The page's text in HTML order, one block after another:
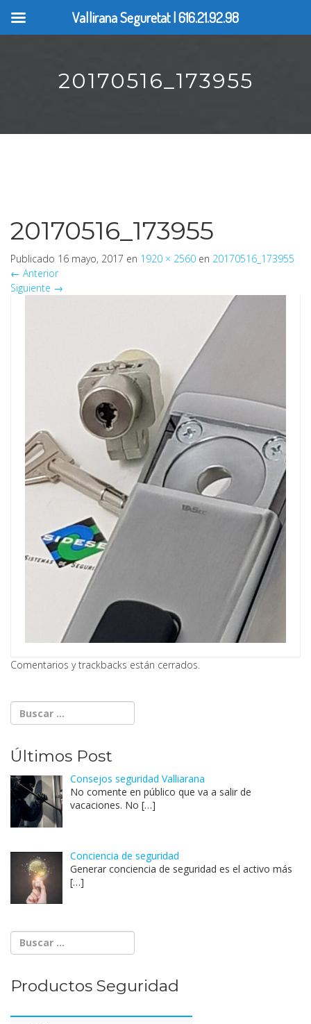
20170516_173955
20170516_173955
Publicado 16 mayo, 2017 en 1920 × 2560 en 20170516_173955
← Anterior
Siguiente →
Comentarios y trackbacks están cerrados.
Últimos Post
Consejos seguridad Valliarana
No comente en público que va a salir de
vacaciones. No […]
Conciencia de seguridad
Generar conciencia de seguridad es el activo más
[…]
Productos Seguridad
Vallirana Seguretat | 616.21.92.98